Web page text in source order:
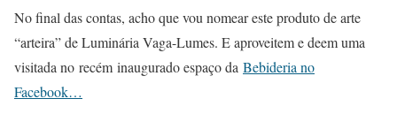
No final das contas, acho que vou nomear este produto de arte
“arteira” de Luminária Vaga-Lumes. E aproveitem e deem uma
visitada no recém inaugurado espaço da Bebideria no
Facebook…